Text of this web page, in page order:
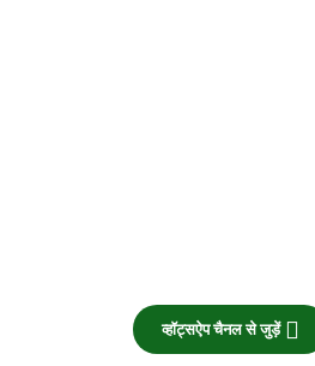
व्हॉट्सऐप चैनल से जुड़ें